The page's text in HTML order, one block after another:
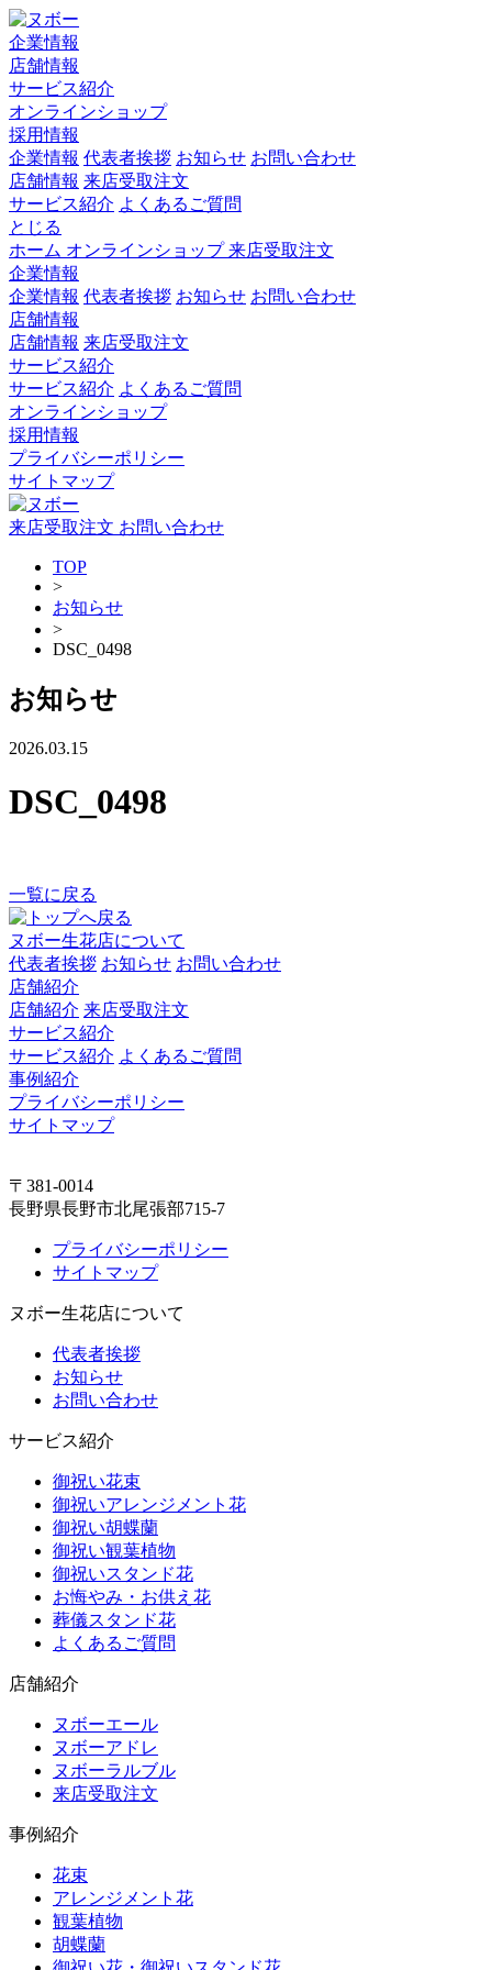
企業情報
店舗情報
サービス紹介
オンラインショップ
採用情報
企業情報 代表者挨拶 お知らせ お問い合わせ
店舗情報 来店受取注文
サービス紹介 よくあるご質問
とじる
ホーム オンラインショップ来店受取注文
企業情報
企業情報 代表者挨拶 お知らせ お問い合わせ
店舗情報
店舗情報 来店受取注文
サービス紹介
サービス紹介 よくあるご質問
オンラインショップ
採用情報
プライバシーポリシー
サイトマップ
来店受取注文 お問い合わせ
TOP
>
お知らせ
>
DSC_0498
お知らせ
2026.03.15
DSC_0498
一覧に戻る
ヌボー生花店について
代表者挨拶 お知らせ お問い合わせ
店舗紹介
店舗紹介 来店受取注文
サービス紹介
サービス紹介 よくあるご質問
事例紹介
プライバシーポリシー
サイトマップ
〒381-0014
長野県長野市北尾張部715-7
プライバシーポリシー
サイトマップ
ヌボー生花店について
代表者挨拶
お知らせ
お問い合わせ
サービス紹介
御祝い花束
御祝いアレンジメント花
御祝い胡蝶蘭
御祝い観葉植物
御祝いスタンド花
お悔やみ・お供え花
葬儀スタンド花
よくあるご質問
店舗紹介
ヌボーエール
ヌボーアドレ
ヌボーラルブル
来店受取注文
事例紹介
花束
アレンジメント花
観葉植物
胡蝶蘭